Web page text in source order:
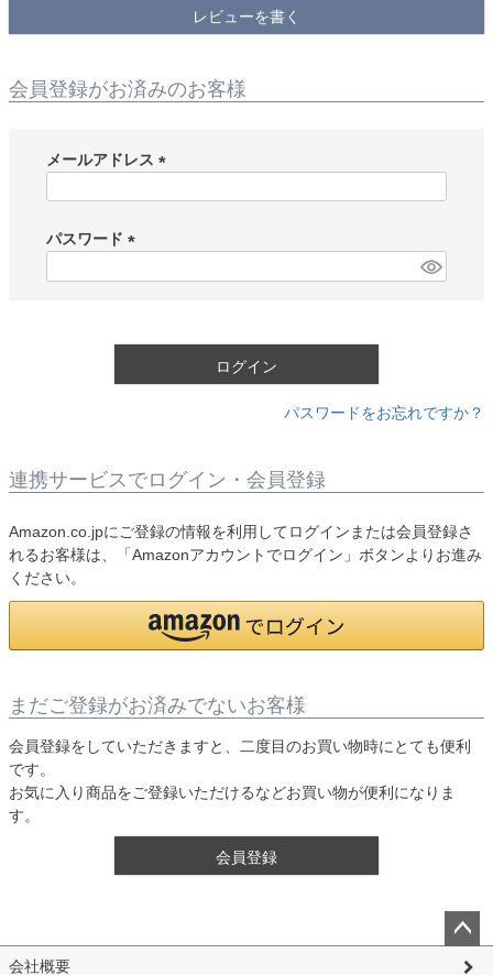
レビューを書く
会員登録がお済みのお客様
メールアドレス
)
パスワード
ログイン
パスワードをお忘れですか？
連携サービスでログイン・会員登録
Amazon.co.jpにご登録の情報を利用してログインまたは会員登録さ
れるお客様は、「Amazonアカウントでログイン」ボタンよりお進み
ください。
まだご登録がお済みでないお客様
会員登録をしていただきますと、二度目のお買い物時にとても便利
です。
お気に入り商品をご登録いただけるなどお買い物が便利になりま
す。
会員登録
ペー
会社概要